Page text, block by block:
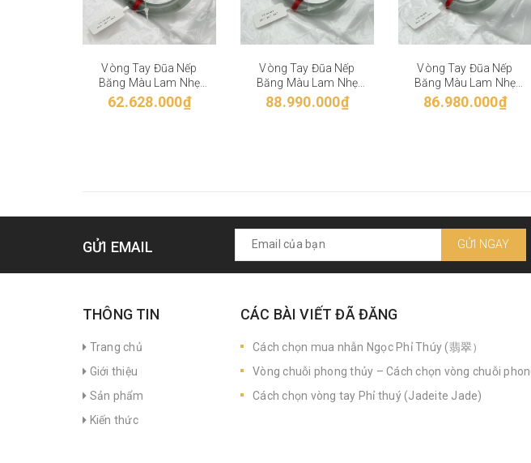
Vòng Tay Đũa Nếp
Băng Màu Lam Nhẹ
VT-28-004
62.628.000₫
Vòng Tay Đũa Nếp
Băng Màu Lam Nhẹ
VT-28-003
88.990.000₫
Vòng Tay Đũa Nếp
Băng Màu Lam Nhẹ
VT-28-002
86.980.000₫
GỬI EMAIL GỬI NGAY
THÔNG TIN
Trang chủ
Giới thiệu
Sản phẩm
Kiến thức
CÁC BÀI VIẾT ĐÃ ĐĂNG
Cách chọn mua nhẫn Ngọc Phỉ Thúy (翡翠）
Vòng chuỗi phong thủy – Cách chọn vòng chuỗi
Cách chọn vòng tay Phỉ thuý (Jadeite Jade)